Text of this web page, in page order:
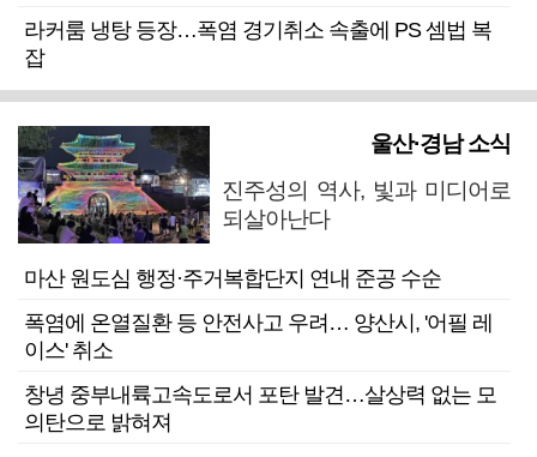
라커룸 냉탕 등장…폭염 경기취소 속출에 PS 셈법 복
잡
울산·경남 소식
진주성의 역사, 빛과 미디어로
되살아난다
마산 원도심 행정·주거복합단지 연내 준공 수순
폭염에 온열질환 등 안전사고 우려… 양산시, '어필 레
이스' 취소
창녕 중부내륙고속도로서 포탄 발견…살상력 없는 모
의탄으로 밝혀져